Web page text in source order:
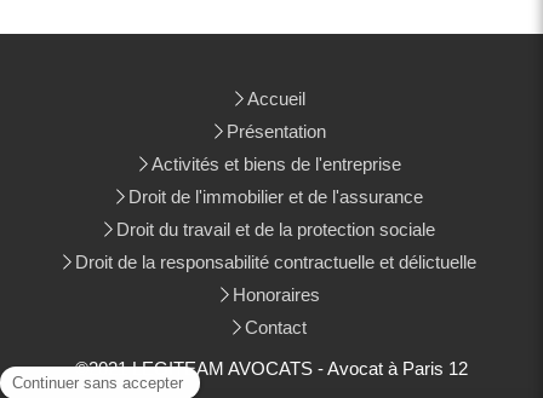
Accueil
Présentation
Activités et biens de l'entreprise
Droit de l'immobilier et de l'assurance
Droit du travail et de la protection sociale
Droit de la responsabilité contractuelle et délictuelle
Honoraires
Contact
©2021 LEGITEAM AVOCATS - Avocat à Paris 12